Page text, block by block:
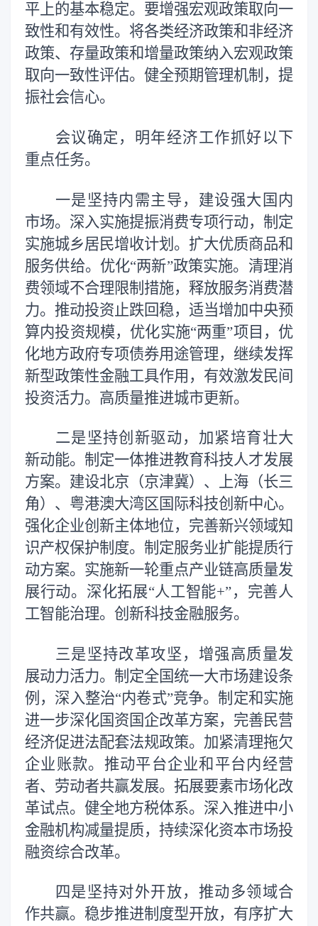
平上的基本稳定。要增强宏观政策取向一
致性和有效性。将各类经济政策和非经济
政策、存量政策和增量政策纳入宏观政策
取向一致性评估。健全预期管理机制，提
振社会信心。
会议确定，明年经济工作抓好以下
重点任务。
一是坚持内需主导，建设强大国内
市场。深入实施提振消费专项行动，制定
实施城乡居民增收计划。扩大优质商品和
服务供给。优化“两新”政策实施。清理消
费领域不合理限制措施，释放服务消费潜
力。推动投资止跌回稳，适当增加中央预
算内投资规模，优化实施“两重”项目，优
化地方政府专项债券用途管理，继续发挥
新型政策性金融工具作用，有效激发民间
投资活力。高质量推进城市更新。
二是坚持创新驱动，加紧培育壮大
新动能。制定一体推进教育科技人才发展
方案。建设北京（京津冀）、上海（长三
角）、粤港澳大湾区国际科技创新中心。
强化企业创新主体地位，完善新兴领域知
识产权保护制度。制定服务业扩能提质行
动方案。实施新一轮重点产业链高质量发
展行动。深化拓展“人工智能+”，完善人
工智能治理。创新科技金融服务。
三是坚持改革攻坚，增强高质量发
展动力活力。制定全国统一大市场建设条
例，深入整治“内卷式”竞争。制定和实施
进一步深化国资国企改革方案，完善民营
经济促进法配套法规政策。加紧清理拖欠
企业账款。推动平台企业和平台内经营
者、劳动者共赢发展。拓展要素市场化改
革试点。健全地方税体系。深入推进中小
金融机构减量提质，持续深化资本市场投
融资综合改革。
四是坚持对外开放，推动多领域合
作共赢。稳步推进制度型开放，有序扩大